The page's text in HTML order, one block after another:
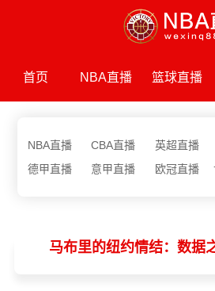
首页 NBA直播 篮球直播
NBA直播 CBA直播 英超直播
德甲直播
意甲直播 欧冠直播
马布里的纽约情结：数据